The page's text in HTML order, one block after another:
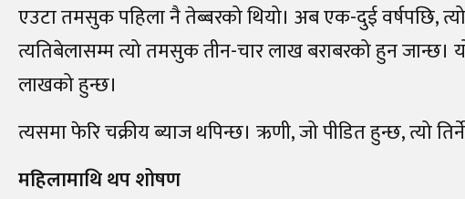
एउटा तमसुक पहिला नै तेब्बरको थियो। अब एक-दुई वर्षपछि,
त्यतिबेलासम्म त्यो तमसुक तीन-चार लाख बराबरको हुन
लाखको हुन्छ।
त्यसमा फेरि चक्रीय ब्याज थपिन्छ। ऋणी, जो पीडित हुन्छ, त्यो
महिलामाथि थप शोषण